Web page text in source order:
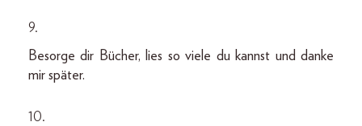
9.
Besorge dir Bücher, lies so viele du kannst und danke
mir später.
10.